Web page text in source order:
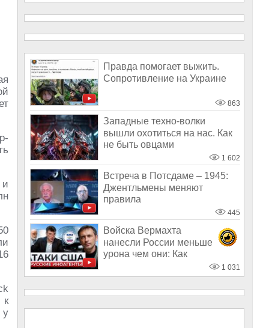
и
к
у
Правда помогает выжить.
Сопротивление на Украине
863
Западные техно-волки
вышли охотиться на нас. Как
не быть овцами
1 602
Встреча в Потсдаме – 1945:
Джентльмены меняют
правила
445
Войска Вермахта
нанесли России меньше
урона чем они: Как
«дружить»
1 031